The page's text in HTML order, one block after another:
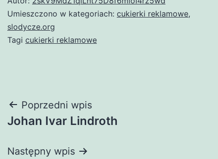
Umieszczono w kategoriach: cukierki reklamowe,
slodycze.org
Tagi cukierki reklamowe
Nawigacja
wpisu
Poprzedni wpis
Johan Ivar Lindroth
Następny wpis